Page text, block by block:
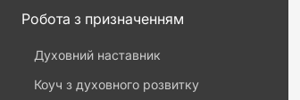
Робота з призначенням
Духовний наставник
Коуч з духовного розвитку